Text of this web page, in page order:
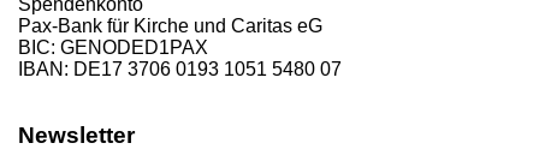
Spendenkonto
Pax-Bank für Kirche und Caritas eG
BIC: GENODED1PAX
IBAN: DE17 3706 0193 1051 5480 07
Newsletter